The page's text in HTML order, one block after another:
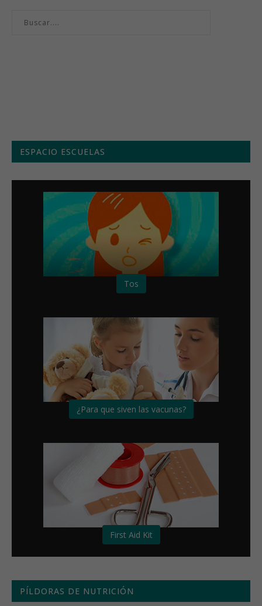
ESPACIO ESCUELAS
Tos
¿Para que siven las vacunas?
First Aid Kit
PÍLDORAS DE NUTRICIÓN